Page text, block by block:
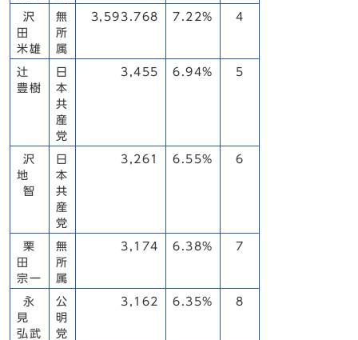
沢
田
米雄
無
所
属
3,593.768 7.22% 4
辻
豊樹
日
本
共
産
党
3,455 6.94% 5
沢
地
智
日
本
共
産
党
3,261 6.55% 6
栗
田
宗一
無
所
属
3,174 6.38% 7
永
見
弘武
公
明
党
3,162 6.35% 8